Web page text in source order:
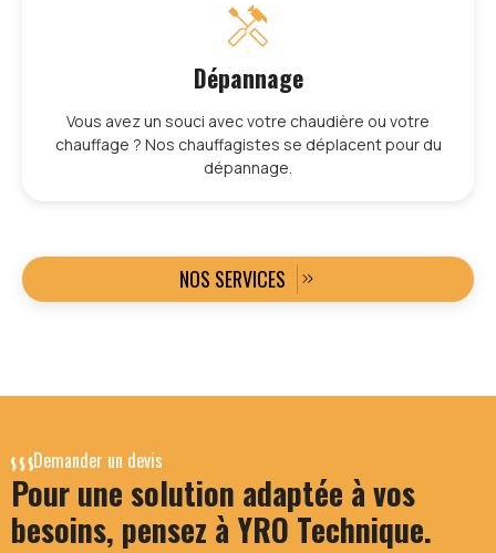
Dépannage
Vous avez un souci avec votre chaudière ou votre
chauffage ? Nos chauffagistes se déplacent pour du
dépannage.
NOS SERVICES
Demander un devis
Pour une solution adaptée à vos
besoins, pensez à YRO Technique.